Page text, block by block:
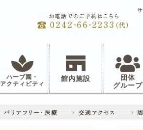
ハーブ園・
アクティビティ
館内施設
団体
グループ